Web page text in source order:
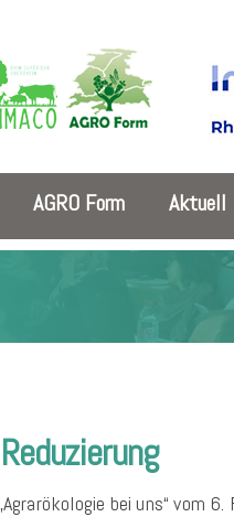
AGRO Form Aktuell
bei uns“ vom